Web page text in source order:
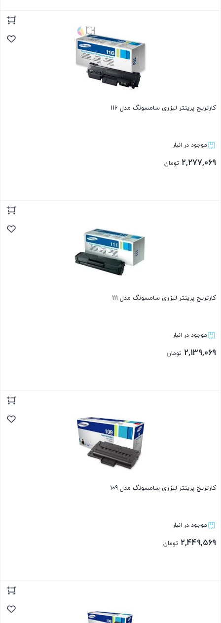
کارتریج پرینتر لیزری سامسونگ مدل 116
موجود در انبار
2,277,069 تومان
کارتریج پرینتر لیزری سامسونگ مدل 111
موجود در انبار
2,139,069 تومان
کارتریج پرینتر لیزری سامسونگ مدل 109
موجود در انبار
2,449,569 تومان